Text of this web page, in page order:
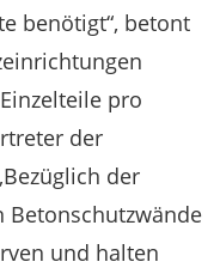
benötigt“, betont
pro
der
der
Betonschutzwände
und halten